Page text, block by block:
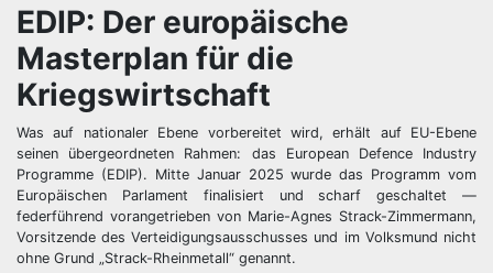
EDIP: Der europäische
Masterplan für die
Kriegswirtschaft
Was auf nationaler Ebene vorbereitet wird, erhält auf EU-Ebene
seinen übergeordneten Rahmen: das European Defence Industry
Programme (EDIP). Mitte Januar 2025 wurde das Programm vom
Europäischen Parlament finalisiert und scharf geschaltet —
federführend vorangetrieben von Marie-Agnes Strack-Zimmermann,
Vorsitzende des Verteidigungsausschusses und im Volksmund nicht
ohne Grund „Strack-Rheinmetall“ genannt.